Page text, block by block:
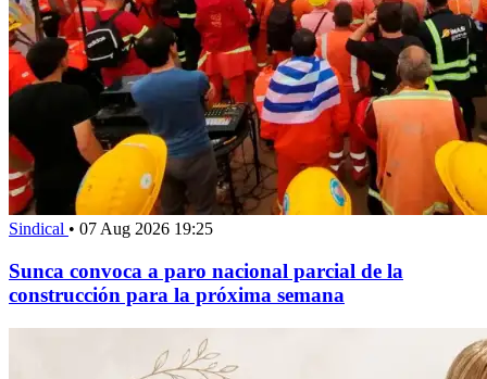
Sindical • 07 Aug 2026 19:25
Sunca convoca a paro nacional parcial de la
construcción para la próxima semana